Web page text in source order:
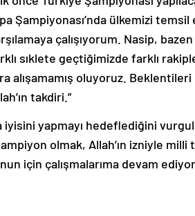
Şampiyonası’nda ülkemizi
çalışıyorum. Nasip,
sıklete geçtiğimizde farklı
alışamamış oluyoruz.
takdiri.”
iyisini yapmayı hedeflediğini
olmak, Allah’ın izniyle milli
için çalışmalarıma devam